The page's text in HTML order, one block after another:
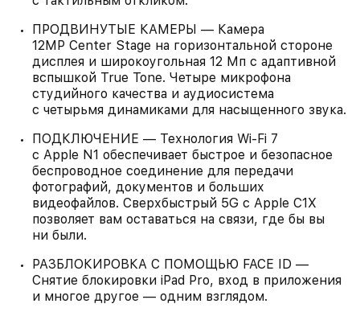
ПРОДВИНУТЫЕ КАМЕРЫ — Камера
12MP Center Stage на горизонтальной стороне
дисплея и широкоугольная 12 Мп с адаптивной
вспышкой True Tone. Четыре микрофона
студийного качества и аудиосистема
с четырьмя динамиками для насыщенного звука.
ПОДКЛЮЧЕНИЕ — Технология Wi‑Fi 7
с Apple N1 обеспечивает быстрое и безопасное
беспроводное соединение для передачи
фотографий, документов и больших
видеофайлов. Сверхбыстрый 5G с Apple C1X
позволяет вам оставаться на связи, где бы вы
ни были.
РАЗБЛОКИРОВКА С ПОМОЩЬЮ FACE ID —
Снятие блокировки iPad Pro, вход в приложения
и многое другое — одним взглядом.